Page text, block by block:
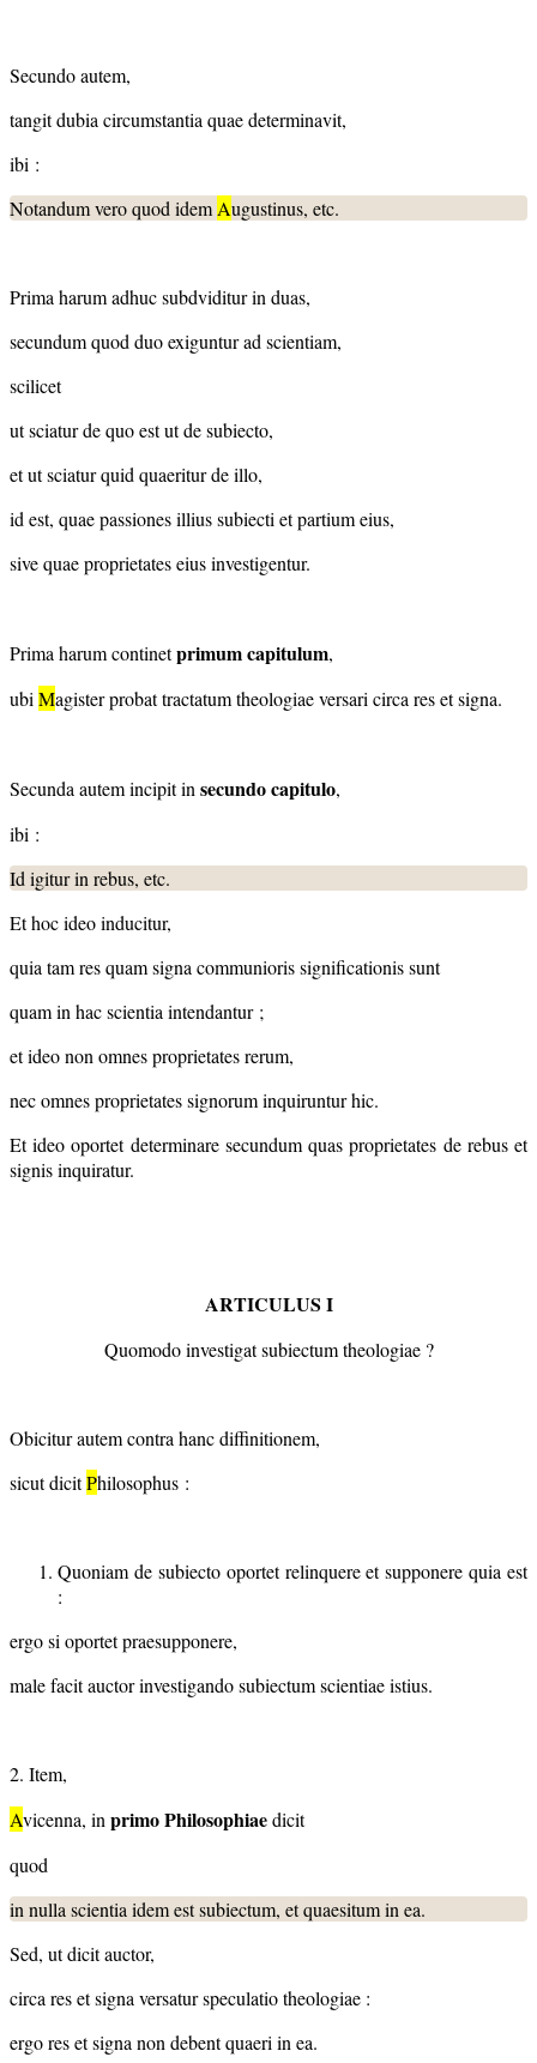
Secundo autem,
tangit dubia circumstantia quae determinavit,
ibi :
Notandum vero quod idem Augustinus, etc.
Prima harum adhuc subdviditur in duas,
secundum quod duo exiguntur ad scientiam,
scilicet
ut sciatur de quo est ut de subiecto,
et ut sciatur quid quaeritur de illo,
id est, quae passiones illius subiecti et partium eius,
sive quae proprietates eius investigentur.
Prima harum continetprimum capitulum,
ubi Magister probat tractatum theologiae versari circa res et signa.
Secunda autem incipit in secundo capitulo,
ibi :
Id igitur in rebus, etc.
Et hoc ideo inducitur,
quia tam res quam signa communioris significationis sunt
quam in hac scientia intendantur ;
et ideo non omnes proprietates rerum,
nec omnes proprietates signorum inquiruntur hic.
Et ideo oportet determinare secundum quas proprietates de rebus et
signis inquiratur.
ARTICULUS I
Quomodo investigat subiectum theologiae ?
Obicitur autem contra hanc diffinitionem,
sicut dicitPhilosophus :
Quoniam de subiecto oportet relinquere et supponere quia est
:
ergo si oportet praesupponere,
male facit auctor investigando subiectum scientiae istius.
2. Item,
Avicenna, in primo Philosophiaedicit
quod
in nulla scientia idem est subiectum, et quaesitum in ea.
Sed, ut dicit auctor,
circa res et signa versatur speculatio theologiae :
ergo res et signa non debent quaeri in ea.